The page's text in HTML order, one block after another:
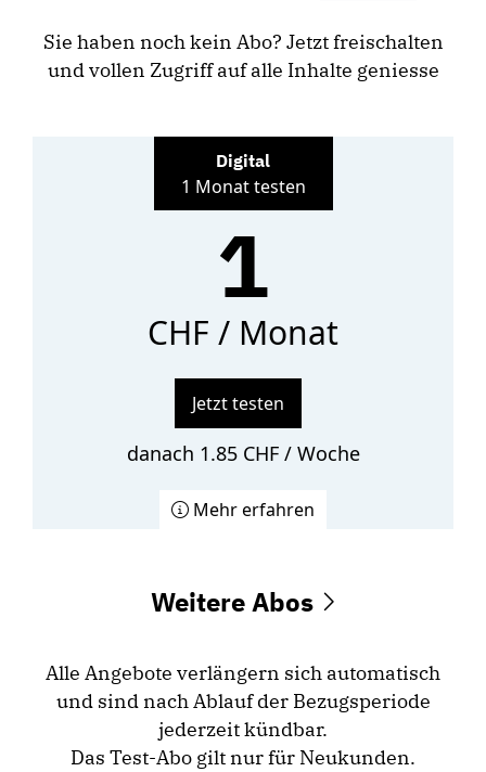
Sie haben noch kein Abo? Jetzt freischalten
und vollen Zugriff auf alle Inhalte geniesse
Digital
1 Monat testen
1
CHF / Monat
Jetzt testen
danach 1.85 CHF / Woche
Mehr erfahren
Weitere Abos
Alle Angebote verlängern sich automatisch
und sind nach Ablauf der Bezugsperiode
jederzeit kündbar.
Das Test-Abo gilt nur für Neukunden.